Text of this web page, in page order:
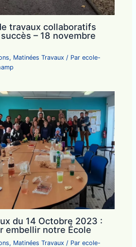
travaux collaboratifs
– 18 novembre
, Matinées Travaux / Parecole-
du 14 Octobre 2023 :
embellir notre École
, Matinées Travaux / Parecole-